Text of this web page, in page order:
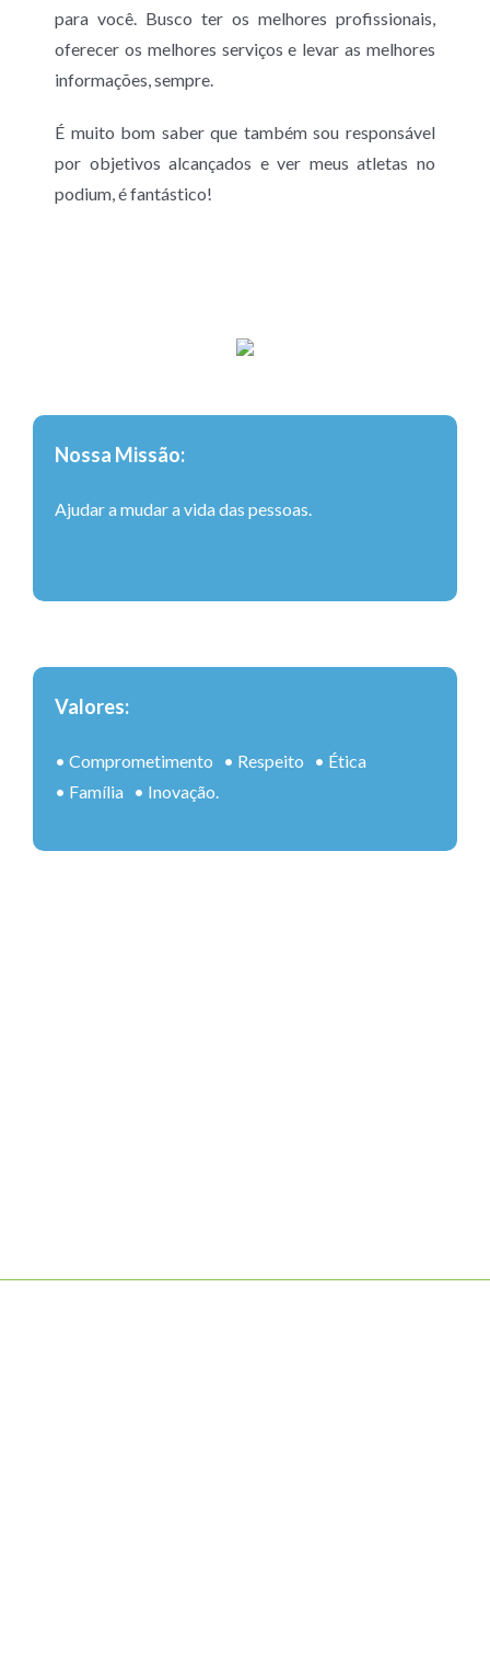
para você. Busco ter os melhores profissionais,
oferecer os melhores serviços e levar as melhores
informações, sempre.
É muito bom saber que também sou responsável
por objetivos alcançados e ver meus atletas no
podium, é fantástico!
Nossa Missão:
Ajudar a mudar a vida das pessoas.
Valores:
• Comprometimento • Respeito • Ética
• Família • Inovação.